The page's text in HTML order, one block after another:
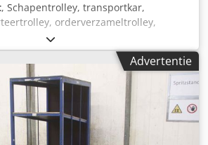
, Schapentrolley, transportkar,
orderverzameltrolley,
rektrolley, borduurtrolley -
Etagewagen -
schappen -
foto's Dodpfx Adorri S Depeck -
-Totale afmetingen:
-Gewicht: 103 kg
Advertentie